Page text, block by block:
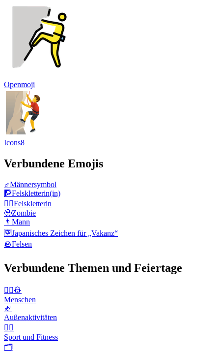
Openmoji
Icons8
Verbundene Emojis
♂️Männersymbol
🧗Felskletterin(in)
🧗‍♀️Felskletterin
🧟Zombie
👨 Mann
🈳Japanisches Zeichen für „Vakanz“
🪨Felsen
Verbundene Themen und Feiertage
👨‍✈️👷
Menschen
🏈
Außenaktivitäten
🤾‍♀️
Sport und Fitness
🗂